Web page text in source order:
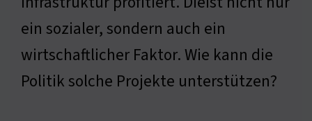
ein sozialer, sondern auch ein
wirtschaftlicher Faktor. Wie kann die
Politik solche Projekte unterstützen?